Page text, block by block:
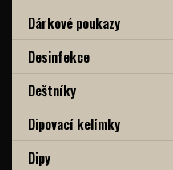
Dárkové poukazy
Desinfekce
Deštníky
Dipovací kelímky
Dipy